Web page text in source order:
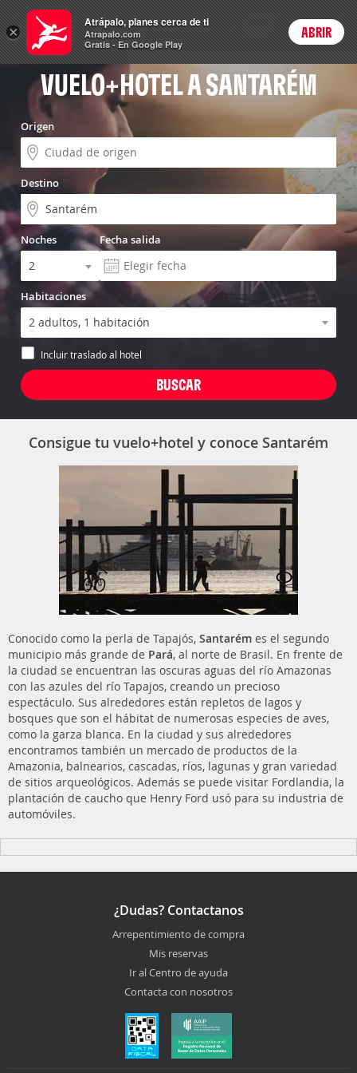
Vuelo+Hotel Precios enPeso
ARSCambiar moneda
Login
VUELO+HOTEL A SANTARÉM
Origen
Destino
Noches Fecha salida
Habitaciones
Incluir traslado al hotel
Consigue tu vuelo+hotel y conoce Santarém
Conocido como la perla de Tapajós, Santarém es el segundo
municipio más grande de Pará, al norte de Brasil. En frente de
la ciudad se encuentran las oscuras aguas del río Amazonas
con las azules del río Tapajos, creando un precioso
espectáculo. Sus alrededores están repletos de lagos y
bosques que son el hábitat de numerosas especies de aves,
como la garza blanca. En la ciudad y sus alrededores
encontramos también un mercado de productos de la
Amazonia, balnearios, cascadas, ríos, lagunas y gran variedad
de sitios arqueológicos. Además se puede visitar Fordlandia, la
plantación de caucho que Henry Ford usó para su industria de
automóviles.
¿Dudas? Contactanos
Arrepentimiento de compra
Mis reservas
Ir al Centro de ayuda
Contacta con nosotros
×
Atrápalo, planes cerca de ti
Atrapalo.com
Gratis - En Google Play
ABRIR